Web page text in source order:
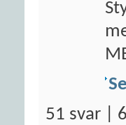
51 svar |